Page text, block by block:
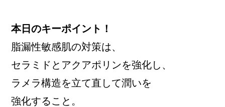
本日のキーポイント！
脂漏性敏感肌の対策は、
セラミドとアクアポリンを強化し、
ラメラ構造を立て直して潤いを
強化すること。